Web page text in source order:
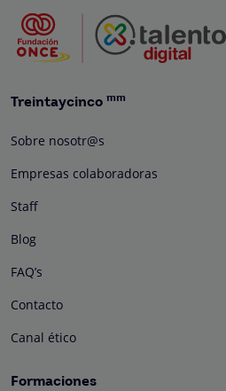
Treintaycinco mm
Sobre nosotr@s
Empresas colaboradoras
Staff
Blog
FAQ’s
Contacto
Canal ético
Formaciones